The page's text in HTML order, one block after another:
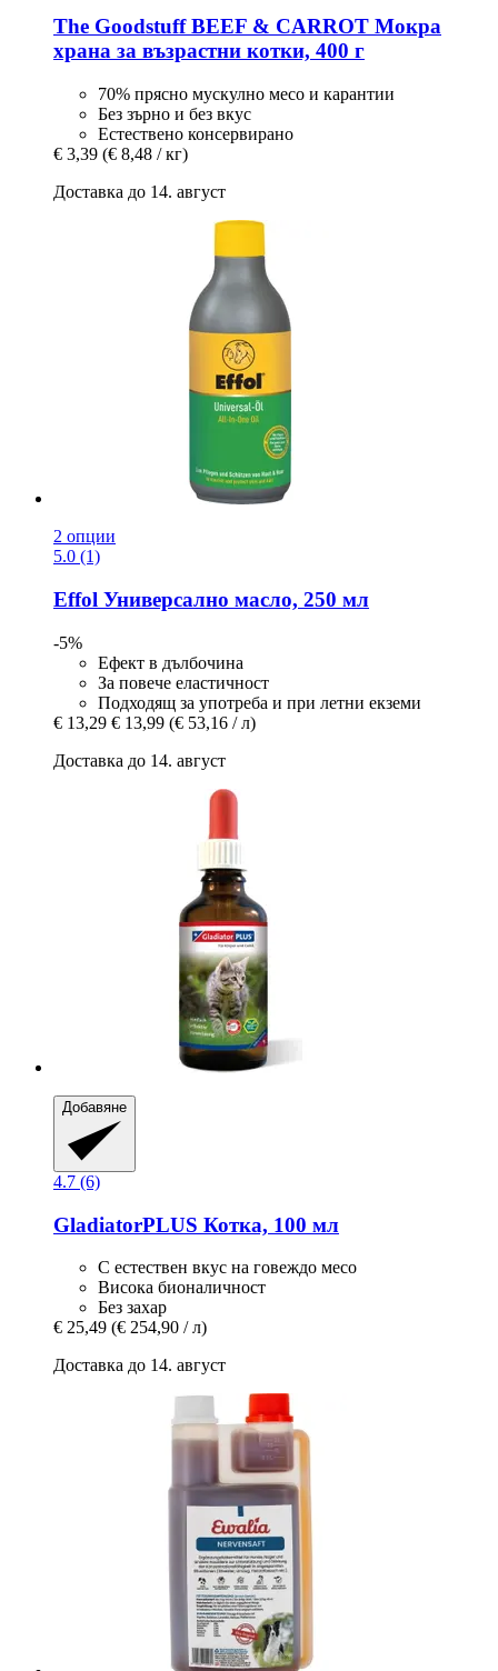
The GoodstuffBEEF & CARROT Мокра
храна за възрастни котки, 400 г
70% прясно мускулно месо и карантии
Без зърно и без вкус
Естествено консервирано
€ 3,39 (€ 8,48 / кг)
Доставка до 14. август
2 опции
5.0 (1)
Effol Универсално масло, 250 мл
-5%
Ефект в дълбочина
За повече еластичност
Подходящ за употреба и при летни екземи
€ 13,29 € 13,99 (€ 53,16 / л)
Доставка до 14. август
Добавяне
4.7 (6)
GladiatorPLUS Котка, 100 мл
С естествен вкус на говеждо месо
Висока бионаличност
Без захар
€ 25,49 (€ 254,90 / л)
Доставка до 14. август